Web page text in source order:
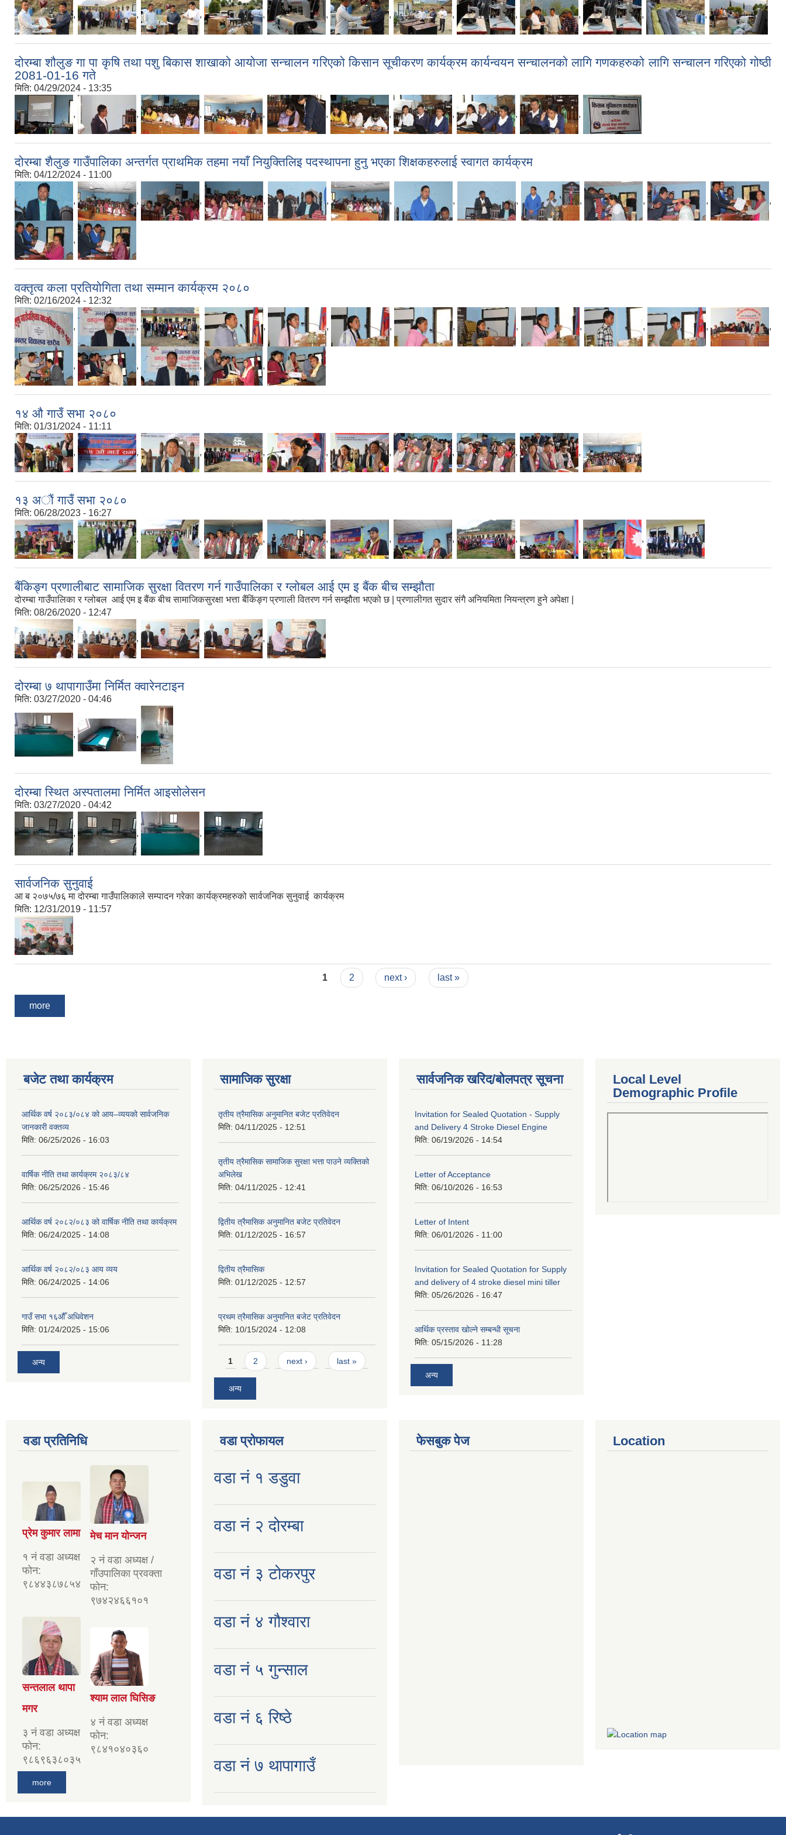
, , , , , , , , , , ,
दोरम्बा शौलुङ गा पा कृषि तथा पशु बिकास शाखाको आयोजा सन्चालन गरिएको किसान सूचीकरण कार्यक्रम कार्यन्वयन सन्चालनको लागि गणकहरुको लागि सन्चालन गरिएको गोष्ठी
2081-01-16 गते
मिति: 04/29/2024 - 13:35
, , , , , , , , ,
दोरम्बा शैलुङ गाउँपालिका अन्तर्गत प्राथमिक तहमा नयाँ नियुक्तिलिइ पदस्थापना हुनु भएका शिक्षकहरुलाई स्वागत कार्यक्रम
मिति: 04/12/2024 - 11:00
, , , , , , , , , , , ,
,
वक्तृत्व कला प्रतियोगिता तथा सम्मान कार्यक्रम २०८०
मिति: 02/16/2024 - 12:32
, , , , , , , , , , , ,
, , , ,
१४ औ गाउँ सभा २०८०
मिति: 01/31/2024 - 11:11
, , , , , , , , ,
१३ अाैं गाउँ सभा २०८०
मिति: 06/28/2023 - 16:27
, , , , , , , , , ,
बैंकिङ्ग प्रणालीबाट सामाजिक सुरक्षा वितरण गर्न गाउँपालिका र ग्लोबल आई एम इ बैंक बीच सम्झौता
दोरम्बा गाउँपालिका र ग्लोबल आई एम इ बैंक बीच सामाजिकसुरक्षा भत्ता बैंकिंङ्ग प्रणाली वितरण गर्न सम्झौता भएको छ | प्रणालीगत सुदार संगै अनियमिता नियन्त्रण हुने अपेक्षा |
मिति: 08/26/2020 - 12:47
, , , ,
दोरम्बा ७ थापागाउँमा निर्मित क्वारेनटाइन
मिति: 03/27/2020 - 04:46
, ,
दोरम्बा स्थित अस्पतालमा निर्मित आइसोलेसन
मिति: 03/27/2020 - 04:42
, , ,
सार्वजनिक सुनुवाई
आ ब २०७५/७६ मा दोरम्बा गाउँपालिकाले सम्पादन गरेका कार्यक्रमहरुको सार्वजनिक सुनुवाई कार्यक्रम
मिति: 12/31/2019 - 11:57
1 2 next › last »
more
बजेट तथा कार्यक्रम
आर्थिक वर्ष २०८३/०८४ को आय–व्ययको सार्वजनिक
जानकारी वक्तव्य
मिति: 06/25/2026 - 16:03
वार्षिक नीति तथा कार्यक्रम २०८३/८४
मिति: 06/25/2026 - 15:46
आर्थिक वर्ष २०८२/०८३ को वार्षिक नीति तथा कार्यक्रम
मिति: 06/24/2025 - 14:08
आर्थिक वर्ष २०८२/०८३ आय व्यय
मिति: 06/24/2025 - 14:06
गाउँ सभा १६औँ अधिवेशन
मिति: 01/24/2025 - 15:06
अन्य
सामाजिक सुरक्षा
तृतीय त्रैमासिक अनुमानित बजेट प्रतिवेदन
मिति: 04/11/2025 - 12:51
तृतीय त्रैमासिक सामाजिक सुरक्षा भत्ता पाउने व्यक्तिको
अभिलेख
मिति: 04/11/2025 - 12:41
द्वितीय त्रैमासिक अनुमानित बजेट प्रतिवेदन
मिति: 01/12/2025 - 16:57
द्वितीय त्रैमासिक
मिति: 01/12/2025 - 12:57
प्रथम त्रैमासिक अनुमानित बजेट प्रतिवेदन
मिति: 10/15/2024 - 12:08
Pages
1 2 next › last »
अन्य
सार्वजनिक खरिद/बोलपत्र सूचना
Invitation for Sealed Quotation - Supply
and Delivery 4 Stroke Diesel Engine
मिति: 06/19/2026 - 14:54
Letter of Acceptance
मिति: 06/10/2026 - 16:53
Letter of Intent
मिति: 06/01/2026 - 11:00
Invitation for Sealed Quotation for Supply
and delivery of 4 stroke diesel mini tiller
मिति: 05/26/2026 - 16:47
आर्थिक प्रस्ताव खोल्ने सम्बन्धी सूचना
मिति: 05/15/2026 - 11:28
अन्य
Local Level
Demographic Profile
वडा प्रतिनिधि
प्रेम कुमार लामा
१ नं वडा अध्यक्ष
फोन:
९८४४३८७८५४
मेच मान योन्जन
२ नं वडा अध्यक्ष /
गाँउपालिका प्रवक्ता
फोन:
९७४२४६६१०१
सन्तलाल थापा
मगर
३ नं वडा अध्यक्ष
फोन:
९८६९६३८०३५
श्याम लाल घिसिङ
४ नं वडा अध्यक्ष
फोन:
९८४१०४०३६०
more
वडा प्रोफायल
वडा नं १ डडुवा
वडा नं २ दोरम्बा
वडा नं ३ टोकरपुर
वडा नं ४ गौश्वारा
वडा नं ५ गुन्साल
वडा नं ६ रिष्ठे
वडा नं ७ थापागाउँ
फेसबुक पेज Location